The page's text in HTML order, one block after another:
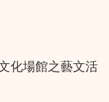
化場館之藝文活